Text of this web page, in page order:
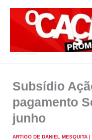
Subsídio
pagamento
junho
ARTIGO DE DANIEL MESQUITA |